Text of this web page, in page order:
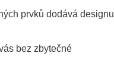
prvků dodává designu
bez zbytečné